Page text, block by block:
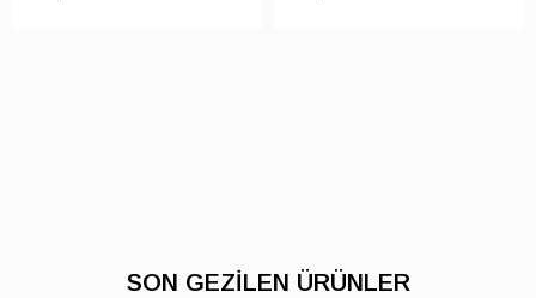
SON GEZİLEN ÜRÜNLER